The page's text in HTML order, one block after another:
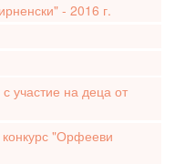
- 2016 г.
участие на деца от
"Орфееви